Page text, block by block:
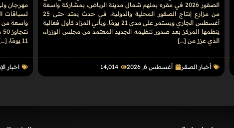
الصقور 2026 في مقره بملهم شمال مدينة الرياض، بمشاركة واسعة
من مزارع إنتاج الصقور المحلية والدولية، في حدث يمتد حتى 25
أغسطس الجاري ويستمر على مدى 21 يومًا. ويأتي المزاد كأول فعالية
ينظمها المركز بعد صدور تنظيمه الجديد المعتمد من مجلس الوزراء،
الذي عزز من […]
أخبار الصقر أغسطس 6, 2026 14٬014
واسعة من
11 يومًا، […]
اخبار